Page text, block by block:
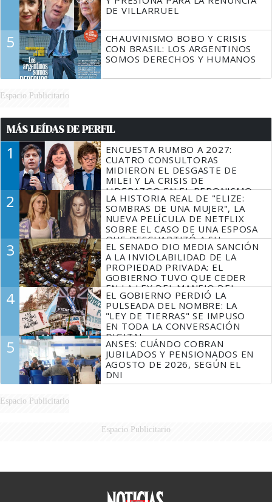
DE VILLARRUEL
5
CHAUVINISMO BOBO Y CRISIS
CON BRASIL: LOS ARGENTINOS
SOMOS DERECHOS Y HUMANOS
Espacio Publicitario
MÁS LEÍDAS DE PERFIL
1
ENCUESTA RUMBO A 2027:
CUATRO CONSULTORAS
MIDIERON EL DESGASTE DE
MILEI Y LA CRISIS DE
LIDERAZGO EN EL PERONISMO
2
LA HISTORIA REAL DE "ELIZE:
SOMBRAS DE UNA MUJER", LA
NUEVA PELÍCULA DE NETFLIX
SOBRE EL CASO DE UNA ESPOSA
QUE DESCUARTIZÓ A SU
MARIDO
3
EL SENADO DIO MEDIA SANCIÓN
A LA INVIOLABILIDAD DE LA
PROPIEDAD PRIVADA: EL
GOBIERNO TUVO QUE CEDER
EN LA LEY DEL MANEJO DEL
FUEGO
4
EL GOBIERNO PERDIÓ LA
PULSEADA DEL NOMBRE: LA
"LEY DE TIERRAS" SE IMPUSO
EN TODA LA CONVERSACIÓN
DIGITAL
5
ANSES: CUÁNDO COBRAN
JUBILADOS Y PENSIONADOS EN
AGOSTO DE 2026, SEGÚN EL
DNI
Espacio Publicitario
Espacio Publicitario